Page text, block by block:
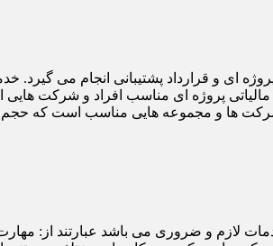
ای و قرارداد پشتیبانی انجام می
مالیاتی پروژه ای مناسب افراد و شرکت
ها و مجموعه هایی مناسب است که حجم
لازم و ضروری می باشد عبارتند از: